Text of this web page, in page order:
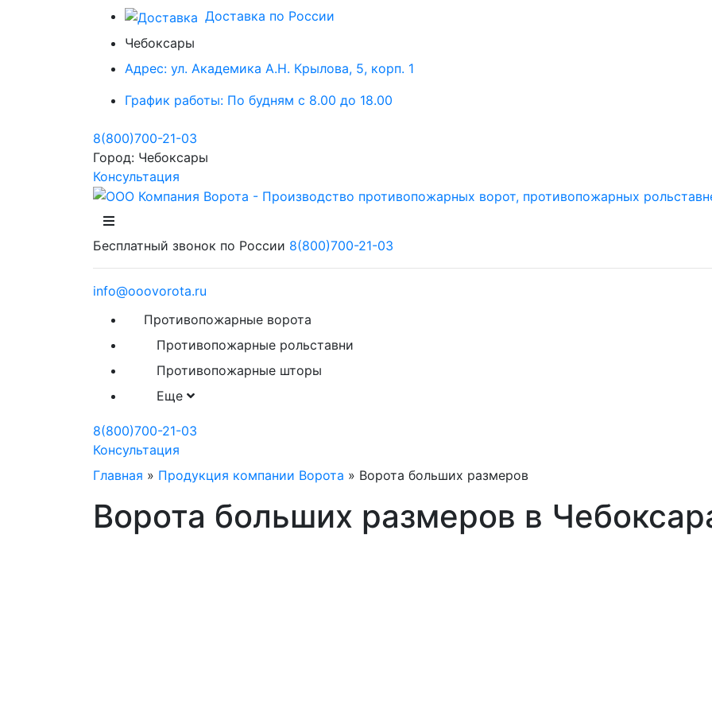
Доставка по России
Чебоксары
Адрес: ул. Академика А.Н. Крылова, 5, корп. 1
График работы: По будням с 8.00 до 18.00
8(800)700-21-03
Город: Чебоксары
Консультация
Бесплатный звонок по России 8(800)700-21-03
info@ooovorota.ru
Противопожарные ворота
Противопожарные рольставни
Противопожарные шторы
Еще
8(800)700-21-03
Консультация
Главная » Продукция компании Ворота » Ворота больших размеров
Ворота больших размеров в